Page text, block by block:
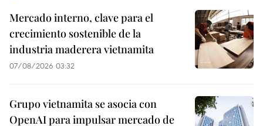
Mercado interno, clave para el
crecimiento sostenible de la
industria maderera vietnamita
07/08/2026 03:32
Grupo vietnamita se asocia con
OpenAI para impulsar mercado de